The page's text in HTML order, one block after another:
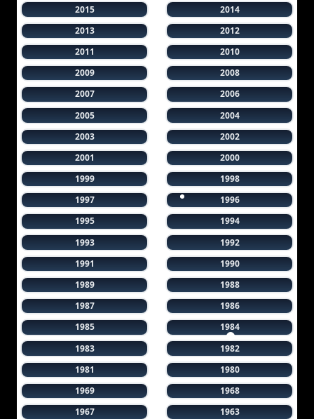
2015
2014
2013
2012
2011
2010
2009
2008
2007
2006
2005
2004
2003
2002
2001
2000
1999
1998
1997
1996
1995
1994
1993
1992
1991
1990
1989
1988
1987
1986
1985
1984
1983
1982
1981
1980
1969
1968
1967
1963